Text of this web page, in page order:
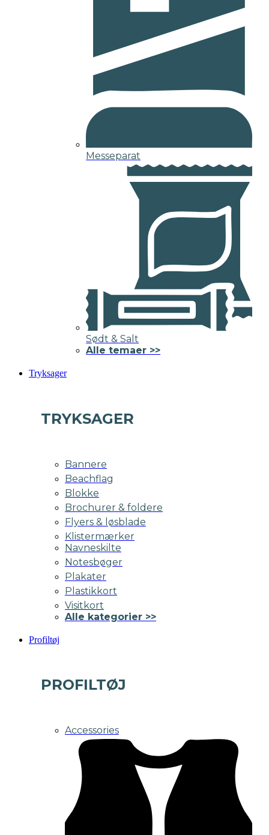
Messeparat
Sødt & Salt
Alle temaer >>
Tryksager
TRYKSAGER
Bannere
Beachflag
Blokke
Brochurer & foldere
Flyers & løsblade
Klistermærker
Navneskilte
Notesbøger
Plakater
Plastikkort
Visitkort
Alle kategorier >>
Profiltøj
PROFILTØJ
Accessories